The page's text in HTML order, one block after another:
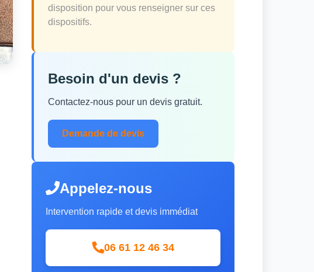
disposition pour vous renseigner sur ces
dispositifs.
Besoin d'un devis ?
Contactez-nous pour un devis gratuit.
Demande de devis
Appelez-nous
Intervention rapide et devis immédiat
06 61 12 46 34